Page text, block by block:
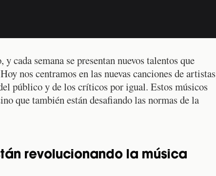
cada semana se presentan nuevos talentos que
nos centramos en las nuevas canciones de artistas
público y de los críticos por igual. Estos músicos
que también están desafiando las normas de la
revolucionando la música